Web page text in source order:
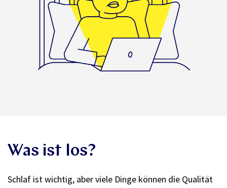
Was ist los?
Schlaf ist wichtig, aber viele Dinge können die Qualität